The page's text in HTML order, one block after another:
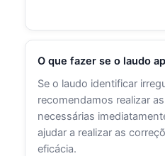
O que fazer se o laudo
Se o laudo identificar
recomendamos realizar
necessárias
ajudar a realizar as
eficácia.